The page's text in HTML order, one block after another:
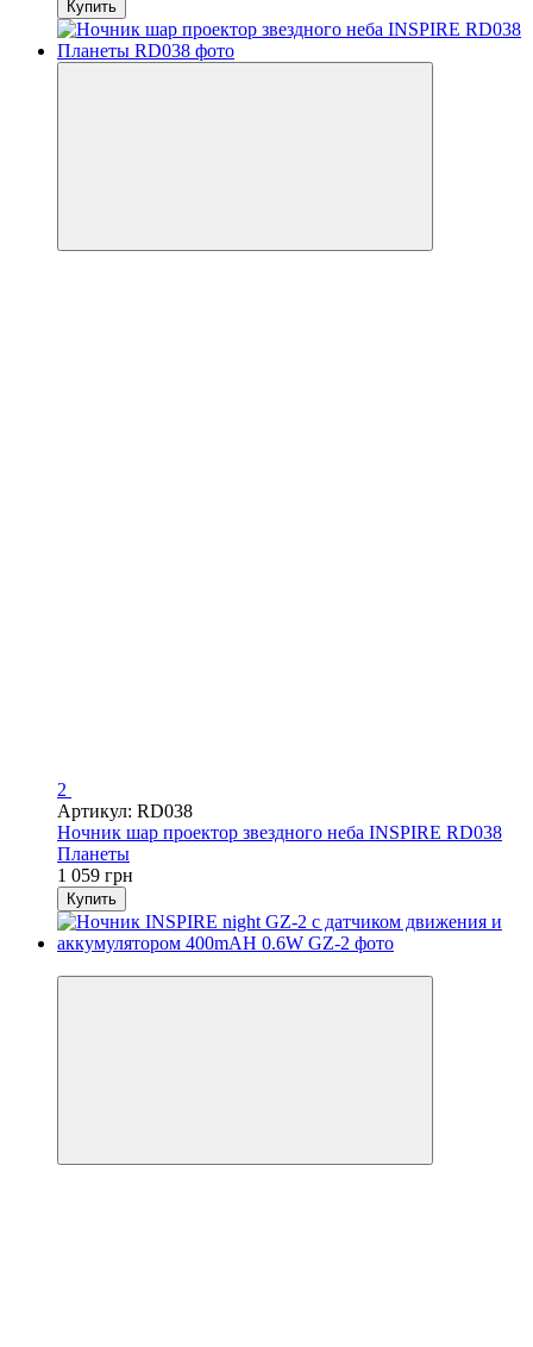
Купить
2
Артикул: RD038
Ночник шар проектор звездного неба INSPIRE RD038
Планеты
1 059 грн
Купить